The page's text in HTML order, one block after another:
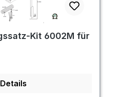
Kit 6002M für
Details